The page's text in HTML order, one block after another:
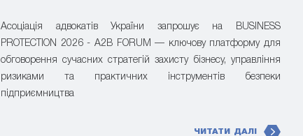
Асоціація адвокатів України запрошує на BUSINESS
PROTECTION 2026 - A2B FORUM — ключову платформу для
обговорення сучасних стратегій захисту бізнесу, управління
ризиками та практичних інструментів безпеки
підприємництва
ЧИТАТИ ДАЛІ